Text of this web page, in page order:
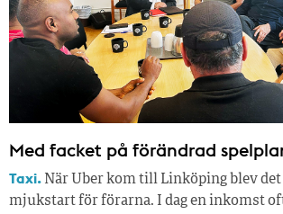
Med facket på förändrad
Taxi. När Uber kom till Linköping blev
mjukstart för förarna. I dag en inkomst